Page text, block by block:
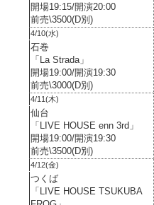
開場19:15/開演20:00
前売\3500(D別)
4/10(水)
石巻
「La Strada」
開場19:00/開演19:30
前売\3000(D別)
4/11(木)
仙台
「LIVE HOUSE enn 3rd」
開場19:00/開演19:30
前売\3500(D別)
4/12(金)
つくば
「LIVE HOUSE TSUKUBA